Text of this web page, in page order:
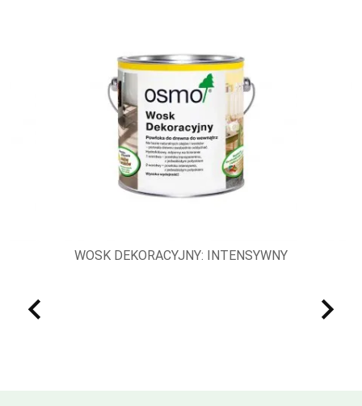
WOSK DEKORACYJNY: